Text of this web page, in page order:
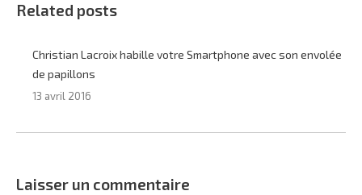
Related posts
Christian Lacroix habille votre Smartphone avec son envolée
de papillons
13 avril 2016
Laisser un commentaire